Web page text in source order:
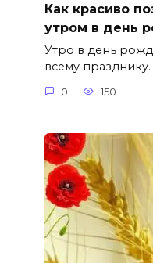
Как красиво
утром в день
Утро в день
всему празднику.
0 150